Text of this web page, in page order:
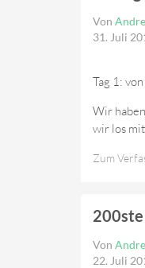
Von
31. Juli
Tag 1:
Wir
wir los
Zum
Von
22. Juli